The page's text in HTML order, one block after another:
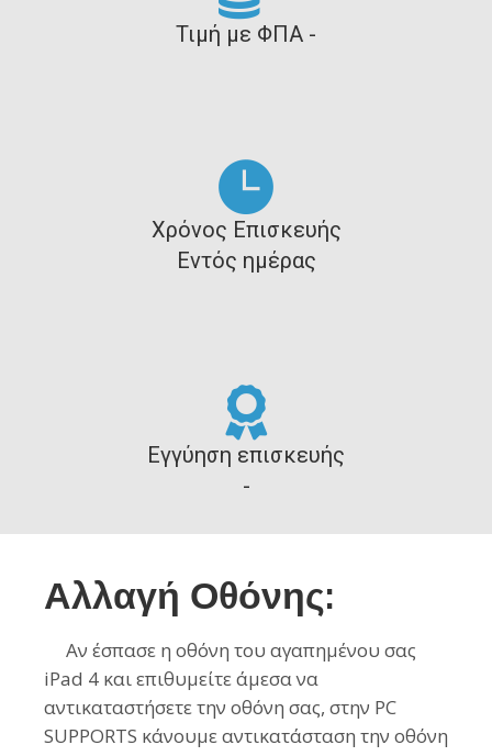
Τιμή με ΦΠΑ -
Χρόνος Επισκευής
Εντός ημέρας
Εγγύηση επισκευής
-
Αλλαγή Οθόνης:
Αν έσπασε η οθόνη του αγαπημένου σας
iPad 4 και επιθυμείτε άμεσα να
αντικαταστήσετε την οθόνη σας, στην PC
SUPPORTS κάνουμε αντικατάσταση την οθόνη